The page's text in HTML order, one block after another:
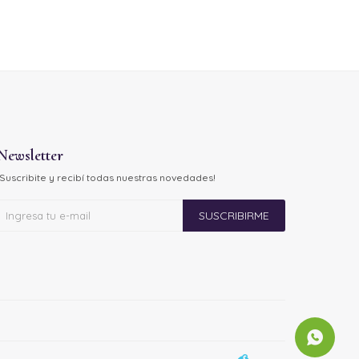
y recibí todas nuestras novedades!
SUSCRIBIRME